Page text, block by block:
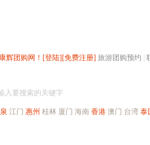
辉团购网！ [登陆][免费注册] 旅游团购预约
入要搜索的关键字
江门 惠州 桂林 厦门 海南 香港 澳门 台湾 泰